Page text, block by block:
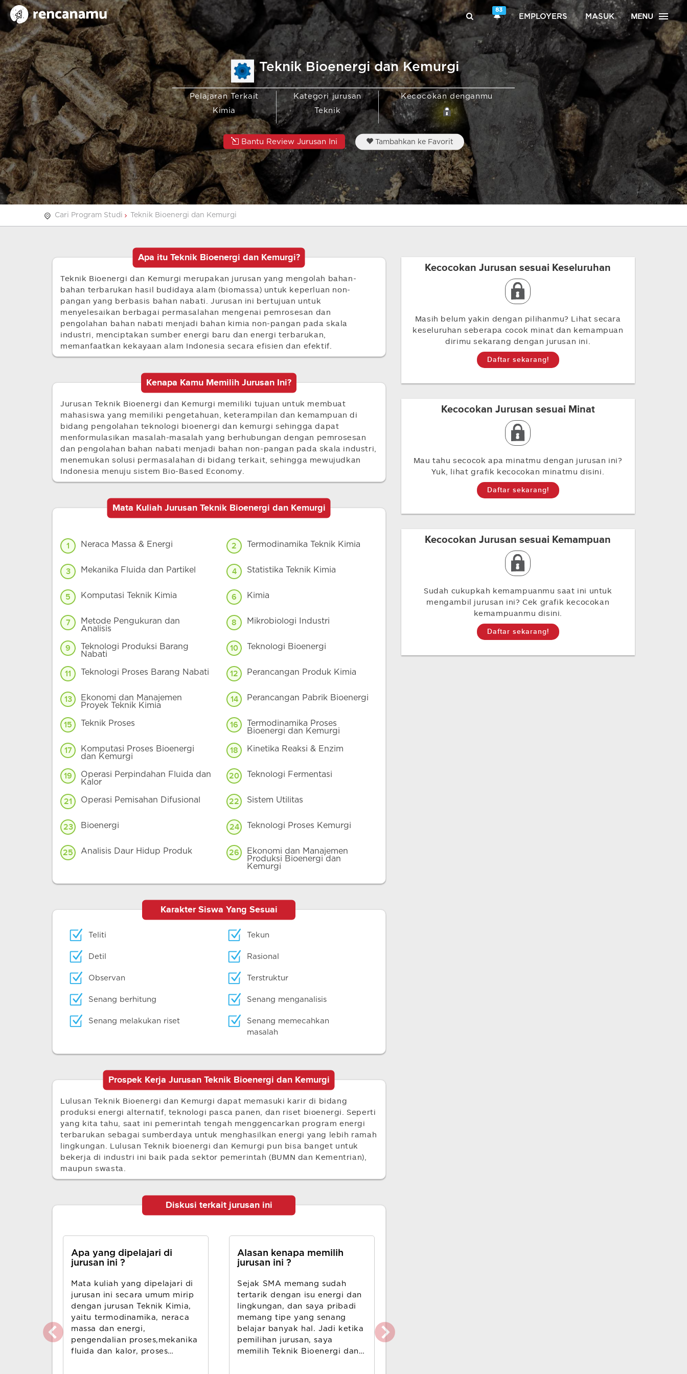
83
EMPLOYERS MASUK MENU
Teknik Bioenergi dan Kemurgi
Pelajaran Terkait
Kimia
Kategori jurusan
Teknik
Kecocokan denganmu
Bantu Review Jurusan Ini Tambahkan ke Favorit
Cari Program Studi Teknik Bioenergi dan Kemurgi
Kecocokan Jurusan sesuai Keseluruhan
Masih belum yakin dengan pilihanmu? Lihat secara
keseluruhan seberapa cocok minat dan kemampuan
dirimu sekarang dengan jurusan ini.
Daftar sekarang!
Kecocokan Jurusan sesuai Minat
Mau tahu secocok apa minatmu dengan jurusan ini?
Yuk, lihat grafik kecocokan minatmu disini.
Daftar sekarang!
Kecocokan Jurusan sesuai Kemampuan
Sudah cukupkah kemampuanmu saat ini untuk
mengambil jurusan ini? Cek grafik kecocokan
kemampuanmu disini.
Daftar sekarang!
Apa itu Teknik Bioenergi dan Kemurgi?
Teknik Bioenergi dan Kemurgi merupakan jurusan yang mengolah bahan-
bahan terbarukan hasil budidaya alam (biomassa) untuk keperluan non-
pangan yang berbasis bahan nabati. Jurusan ini bertujuan untuk
menyelesaikan berbagai permasalahan mengenai pemrosesan dan
pengolahan bahan nabati menjadi bahan kimia non-pangan pada skala
industri, menciptakan sumber energi baru dan energi terbarukan,
memanfaatkan kekayaan alam Indonesia secara efisien dan efektif.
Kenapa Kamu Memilih Jurusan Ini?
Jurusan Teknik Bioenergi dan Kemurgi memiliki tujuan untuk membuat
mahasiswa yang memiliki pengetahuan, keterampilan dan kemampuan di
bidang pengolahan teknologi bioenergi dan kemurgi sehingga dapat
menformulasikan masalah-masalah yang berhubungan dengan pemrosesan
dan pengolahan bahan nabati menjadi bahan non-pangan pada skala industri,
menemukan solusi permasalahan di bidang terkait, sehingga mewujudkan
Indonesia menuju sistem Bio-Based Economy.
Mata Kuliah Jurusan Teknik Bioenergi dan Kemurgi
1 Neraca Massa & Energi 2 Termodinamika Teknik Kimia
3 Mekanika Fluida dan Partikel 4 Statistika Teknik Kimia
5 Komputasi Teknik Kimia 6 Kimia
7
Metode Pengukuran dan
Analisis
8 Mikrobiologi Industri
9
Teknologi Produksi Barang
Nabati
10 Teknologi Bioenergi
11 Teknologi Proses Barang Nabati 12 Perancangan Produk Kimia
13
Ekonomi dan Manajemen
Proyek Teknik Kimia
14 Perancangan Pabrik Bioenergi
15 Teknik Proses 16
Termodinamika Proses
Bioenergi dan Kemurgi
17
Komputasi Proses Bioenergi
dan Kemurgi
18 Kinetika Reaksi & Enzim
19
Operasi Perpindahan Fluida dan
Kalor
20 Teknologi Fermentasi
21 Operasi Pemisahan Difusional 22 Sistem Utilitas
23 Bioenergi 24 Teknologi Proses Kemurgi
25 Analisis Daur Hidup Produk 26
Ekonomi dan Manajemen
Produksi Bioenergi dan
Kemurgi
Karakter Siswa Yang Sesuai
Teliti Tekun
Detil Rasional
Observan Terstruktur
Senang berhitung Senang menganalisis
Senang melakukan riset
Senang memecahkan
masalah
Prospek Kerja Jurusan Teknik Bioenergi dan Kemurgi
Lulusan Teknik Bioenergi dan Kemurgi dapat memasuki karir di bidang
produksi energi alternatif, teknologi pasca panen, dan riset bioenergi. Seperti
yang kita tahu, saat ini pemerintah tengah menggencarkan program energi
terbarukan sebagai sumberdaya untuk menghasilkan energi yang lebih ramah
lingkungan. Lulusan Teknik bioenergi dan Kemurgi pun bisa banget untuk
bekerja di industri ini baik pada sektor pemerintah (BUMN dan Kementrian),
maupun swasta.
Diskusi terkait jurusan ini
Apa yang dipelajari di
jurusan ini ?
Mata kuliah yang dipelajari di
jurusan ini secara umum mirip
dengan jurusan Teknik Kimia,
yaitu termodinamika, neraca
massa dan energi,
pengendalian proses,mekanika
fluida dan kalor, proses
Alasan kenapa memilih
jurusan ini ?
Sejak SMA memang sudah
tertarik dengan isu energi dan
lingkungan, dan saya pribadi
memang tipe yang senang
belajar banyak hal. Jadi ketika
pemilihan jurusan, saya
memilih Teknik Bioenergi dan